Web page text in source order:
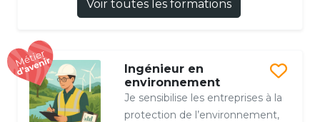
Voir toutes les formations
Ingénieur en
environnement
Je sensibilise les entreprises à la
protection de l’environnement,